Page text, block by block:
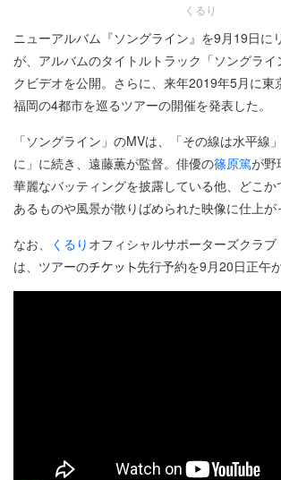
くるり
ニューアルバム『ソングライン』を9月19日に
が、アルバムのタイトルトラック「ソングライ
クビデオを公開。さらに、来年2019年5月に東
福岡の4都市を巡るツアーの開催を発表した。
「ソングライン」のMVは、「その線は水平線
に」に続き、遠藤薫が監督。俳優の篠原篤が野
華麗なバッティングを披露している他、どこ
あるものや風景が散りばめられた映像に仕上が
なお、
くるり オフィシャルサポーターズクラ
は、ツアーの
先行予約を9月20日正午